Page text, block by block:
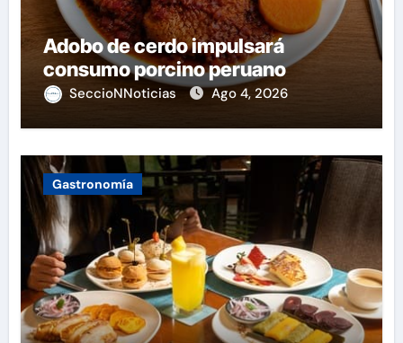
Adobo de cerdo impulsará
consumo porcino peruano
SeccioNNoticias Ago 4, 2026
Gastronomía